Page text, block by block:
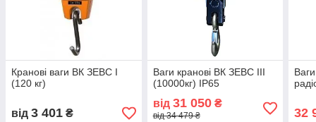
Кранові ваги ВК ЗЕВС I
(120 кг)
від 3 401 ₴
Ваги кранові ВК ЗЕВС III
(10000кг) IP65
від 31 050₴
від 34 479 ₴ 32